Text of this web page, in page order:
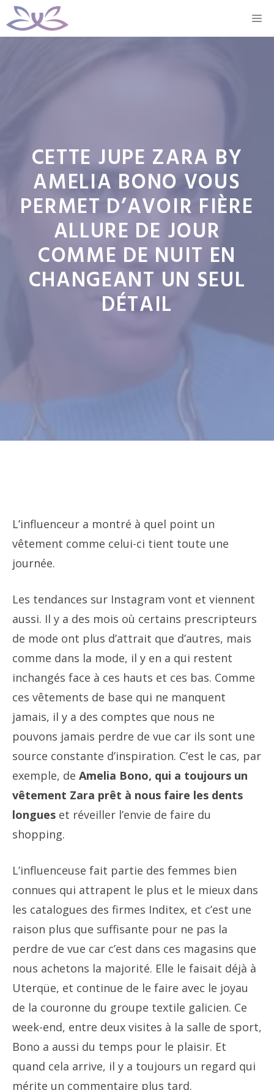
Aller
au
CETTE JUPE ZARA BY
AMELIA BONO VOUS
PERMET D’AVOIR FIÈRE
ALLURE DE JOUR
COMME DE NUIT EN
CHANGEANT UN SEUL
DÉTAIL
L’influenceur a montré à quel point un
vêtement comme celui-ci tient toute une
journée.
Les tendances sur Instagram vont et viennent
aussi. Il y a des mois où certains prescripteurs
de mode ont plus d’attrait que d’autres, mais
comme dans la mode, il y en a qui restent
inchangés face à ces hauts et ces bas. Comme
ces vêtements de base qui ne manquent
jamais, il y a des comptes que nous ne
pouvons jamais perdre de vue car ils sont une
source constante d’inspiration. C’est le cas, par
exemple, de Amelia Bono, qui a toujours un
vêtement Zara prêt à nous faire les dents
longues et réveiller l’envie de faire du
shopping.
L’influenceuse fait partie des femmes bien
connues qui attrapent le plus et le mieux dans
les catalogues des firmes Inditex, et c’est une
raison plus que suffisante pour ne pas la
perdre de vue car c’est dans ces magasins que
nous achetons la majorité. Elle le faisait déjà à
Uterqüe, et continue de le faire avec le joyau
de la couronne du groupe textile galicien. Ce
week-end, entre deux visites à la salle de sport,
Bono a aussi du temps pour le plaisir. Et
quand cela arrive, il y a toujours un regard qui
mérite un commentaire plus tard.